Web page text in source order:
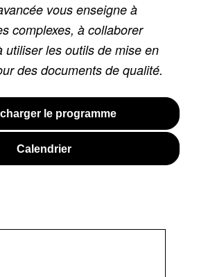
vous enseigne à
complexes, à collaborer
utiliser les outils de mise en
des documents de qualité.
le programme
Calendrier